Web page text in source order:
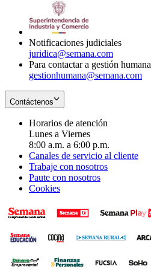
Notificaciones judiciales
juridica@semana.com
Para contactar a gestión humana
gestionhumana@semana.com
Contáctenos
Horarios de atención
Lunes a Viernes
8:00 a.m. a 6:00 p.m.
Canales de servicio al cliente
Trabaje con nosotros
Paute con nosotros
Cookies